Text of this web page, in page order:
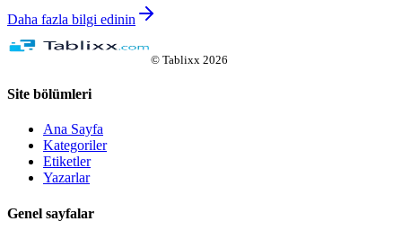
Daha fazla bilgi edinin
© Tablixx 2026
Site bölümleri
Ana Sayfa
Kategoriler
Etiketler
Yazarlar
Genel sayfalar